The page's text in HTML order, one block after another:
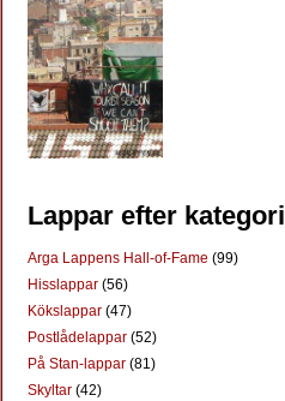
Lappar efter kategori
Arga Lappens Hall-of-Fame (99)
Hisslappar (56)
Kökslappar (47)
Postlådelappar (52)
På Stan-lappar (81)
Skyltar (42)